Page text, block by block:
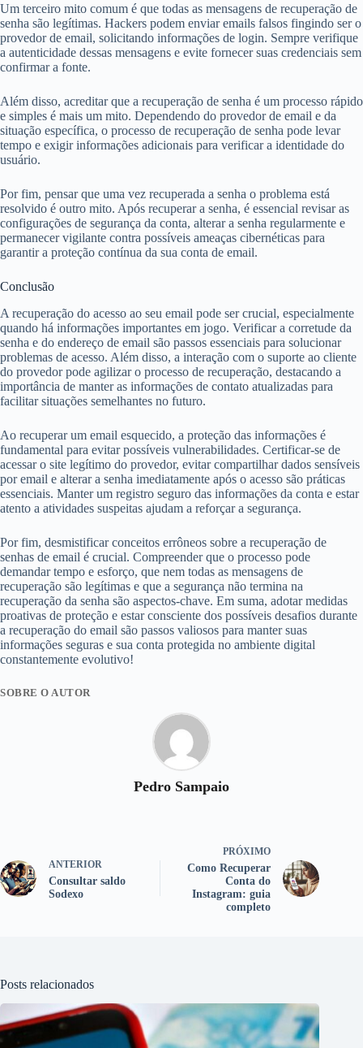
Um terceiro mito comum é que todas as mensagens de recuperação de
senha são legítimas. Hackers podem enviar emails falsos fingindo ser o
provedor de email, solicitando informações de login. Sempre verifique
a autenticidade dessas mensagens e evite fornecer suas credenciais sem
confirmar a fonte.
Além disso, acreditar que a recuperação de senha é um processo rápido
e simples é mais um mito. Dependendo do provedor de email e da
situação específica, o processo de recuperação de senha pode levar
tempo e exigir informações adicionais para verificar a identidade do
usuário.
Por fim, pensar que uma vez recuperada a senha o problema está
resolvido é outro mito. Após recuperar a senha, é essencial revisar as
configurações de segurança da conta, alterar a senha regularmente e
permanecer vigilante contra possíveis ameaças cibernéticas para
garantir a proteção contínua da sua conta de email.
Conclusão
A recuperação do acesso ao seu email pode ser crucial, especialmente
quando há informações importantes em jogo. Verificar a corretude da
senha e do endereço de email são passos essenciais para solucionar
problemas de acesso. Além disso, a interação com o suporte ao cliente
do provedor pode agilizar o processo de recuperação, destacando a
importância de manter as informações de contato atualizadas para
facilitar situações semelhantes no futuro.
Ao recuperar um email esquecido, a proteção das informações é
fundamental para evitar possíveis vulnerabilidades. Certificar-se de
acessar o site legítimo do provedor, evitar compartilhar dados sensíveis
por email e alterar a senha imediatamente após o acesso são práticas
essenciais. Manter um registro seguro das informações da conta e estar
atento a atividades suspeitas ajudam a reforçar a segurança.
Por fim, desmistificar conceitos errôneos sobre a recuperação de
senhas de email é crucial. Compreender que o processo pode
demandar tempo e esforço, que nem todas as mensagens de
recuperação são legítimas e que a segurança não termina na
recuperação da senha são aspectos-chave. Em suma, adotar medidas
proativas de proteção e estar consciente dos possíveis desafios durante
a recuperação do email são passos valiosos para manter suas
informações seguras e sua conta protegida no ambiente digital
constantemente evolutivo!
SOBRE O AUTOR
Pedro Sampaio
ANTERIOR
Consultar saldo
Sodexo
PRÓXIMO
Como Recuperar
Conta do
Instagram: guia
completo
Posts relacionados